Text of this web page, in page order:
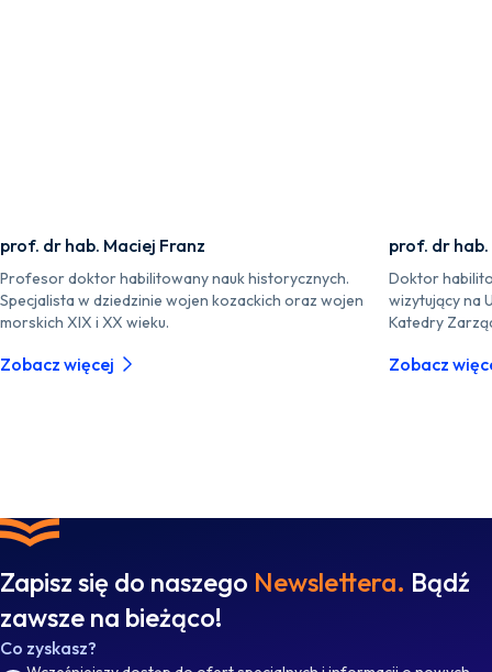
prof. dr hab. Maciej Franz
Profesor doktor habilitowany nauk historycznych.
Specjalista w dziedzinie wojen kozackich oraz wojen
morskich XIX i XX wieku.
Zobacz więcej
prof. dr
Doktor
wizytujący na
Katedry
Zobacz
Zapisz się do naszego Newslettera. Bądź
zawsze na bieżąco!
Co zyskasz?